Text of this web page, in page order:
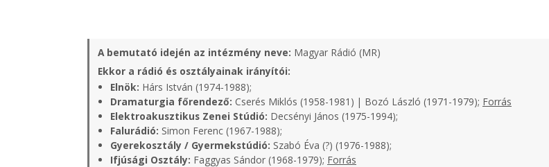
A bemutató idején az intézmény neve: Magyar Rádió (MR)
Ekkor a rádió és osztályainak irányítói:
Elnök: Hárs István (1974-1988);
Dramaturgia főrendező: Cserés Miklós (1958-1981) | Bozó László (1971-1979); Forrás
Elektroakusztikus Zenei Stúdió: Decsényi János (1975-1994);
Falurádió: Simon Ferenc (1967-1988);
Gyerekosztály / Gyermekstúdió: Szabó Éva (?) (1976-1988);
Ifjúsági Osztály: Faggyas Sándor (1968-1979); Forrás